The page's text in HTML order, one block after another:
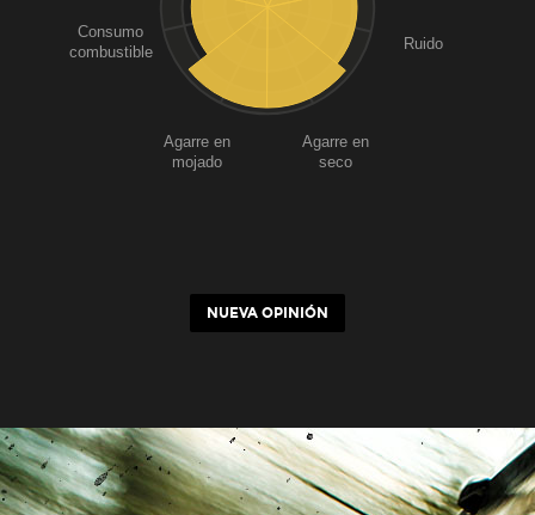
Ruido
Agarre en
seco
Agarre en
mojado
Consumo
combustible
NUEVA OPINIÓN